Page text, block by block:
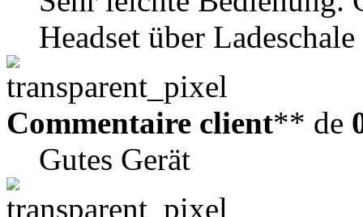
Headset über
Commentaire client** de
Gutes Gerät